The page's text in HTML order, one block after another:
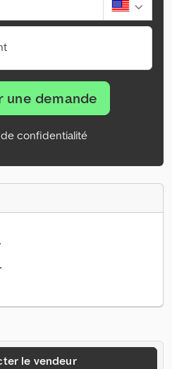
une demande
confidentialité
le vendeur